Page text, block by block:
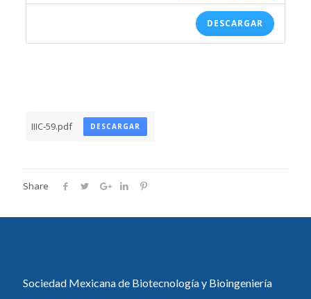
DESCARGAR
IIIC-59.pdf DESCARGAR
Share
Sociedad Mexicana de Biotecnología y Bioingeniería